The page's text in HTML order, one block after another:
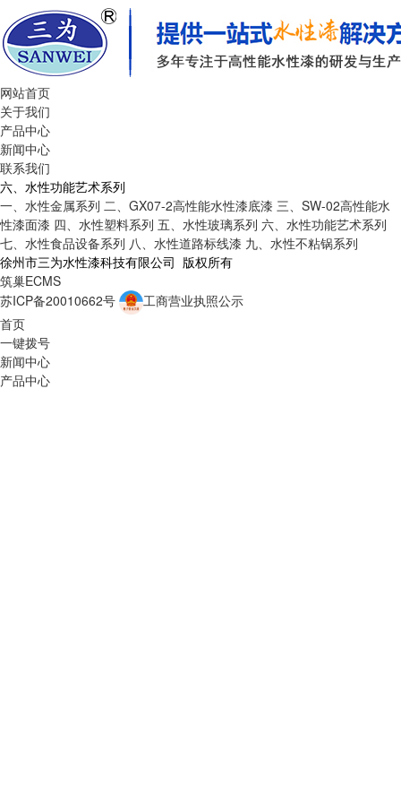
网站首页
关于我们
产品中心
新闻中心
联系我们
六、水性功能艺术系列
一、水性金属系列 二、GX07-2高性能水性漆底漆 三、SW-02高性能水
性漆面漆 四、水性塑料系列 五、水性玻璃系列 六、水性功能艺术系列
七、水性食品设备系列 八、水性道路标线漆 九、水性不粘锅系列
徐州市三为水性漆科技有限公司 版权所有
筑巢ECMS
苏ICP备20010662号
工商营业执照公示
首页
一键拨号
新闻中心
产品中心